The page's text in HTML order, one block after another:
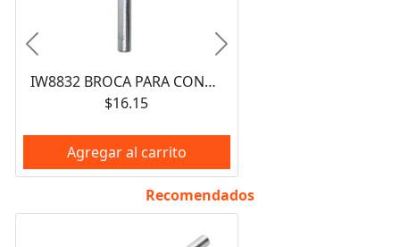
IW8832 BROCA PARA CONCRETO 3/16" X 3 1/2" IRWIN
$16.15
Agregar al carrito
Anterior Siguiente
Recomendados